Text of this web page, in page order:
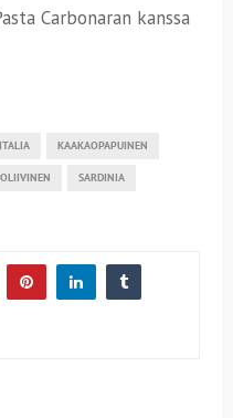
Carbonaran kanssa
ITALIA KAAKAOPAPUINEN
OLIIVINEN SARDINIA